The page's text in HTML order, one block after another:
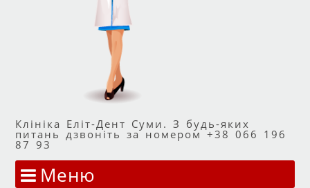
Клініка Еліт-Дент Суми. З будь-яких
питань дзвоніть за номером +38 066 196
87 93
Меню